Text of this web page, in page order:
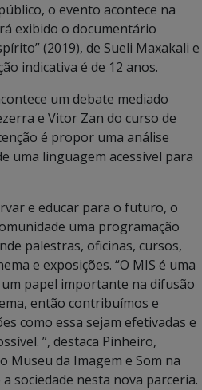
o evento acontece na
exibido o documentário
(2019), de Sueli Maxakali e
indicativa é de 12 anos.
um debate mediado
e Vitor Zan do curso de
é propor uma análise
uma linguagem acessível para
e educar para o futuro, o
uma programação
palestras, oficinas, cursos,
e exposições. “O MIS é uma
um papel importante na difusão
então contribuímos e
como essa sejam efetivadas e
”, destaca Pinheiro,
Museu da Imagem e Som na
sociedade nesta nova parceria.